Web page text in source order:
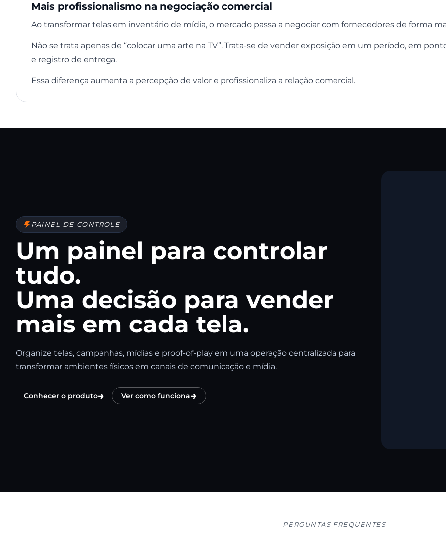
Mais profissionalismo na negociação comercial
Ao transformar telas em inventário de mídia, o mercado passa a negociar com fornecedores de forma
Não se trata apenas de “colocar uma arte na TV”. Trata-se de vender exposição em um período, em
e registro de entrega.
Essa diferença aumenta a percepção de valor e profissionaliza a relação comercial.
PAINEL DE CONTROLE
Um painel para controlar
tudo.
Uma decisão para vender
mais em cada tela.
Organize telas, campanhas, mídias e proof-of-play em uma operação centralizada para
transformar ambientes físicos em canais de comunicação e mídia.
Conhecer o produto→ Ver como funciona→
PERGUNTAS FREQUENTES